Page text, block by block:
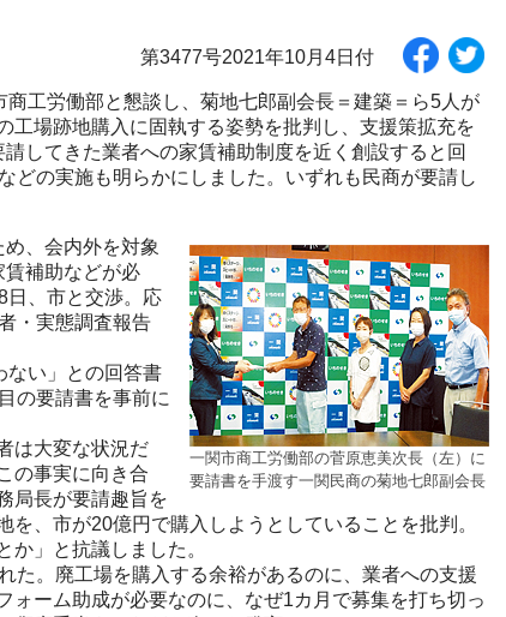
第3477号2021年10月4日付
工労働部と懇談し、菊地七郎副会長＝建築＝ら5人が
場跡地購入に固執する姿勢を批判し、支援策拡充を
してきた業者への家賃補助制度を近く創設すると回
どの実施も明らかにしました。いずれも民商が要請し
一関市商工労働部の菅原恵美次長（左）に
要請書を手渡す一関民商の菊地七郎副会長
、会内外を対象
賃補助などが必
日、市と交渉。応
・実態調査報告
い」との回答書
の要請書を事前に
は大変な状況だ
の事実に向き合
局長が要請趣旨を
、市が20億円で購入しようとしていることを批判。
か」と抗議しました。
。廃工場を購入する余裕があるのに、業者への支援
ォーム助成が必要なのに、なぜ1カ月で募集を打ち切っ